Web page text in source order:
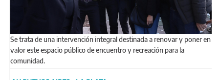
Se trata de una intervención integral destinada a renovar y poner en
valor este espacio público de encuentro y recreación para la
comunidad.